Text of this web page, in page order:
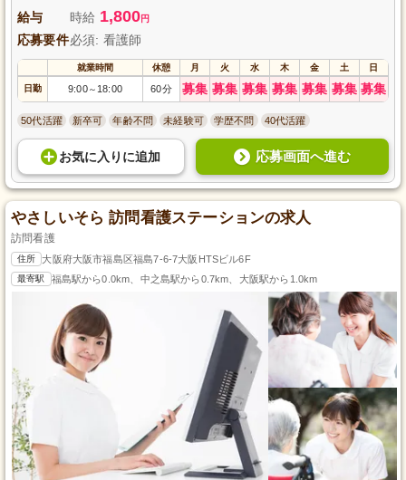
給与 時給 1,800円
応募要件必須: 看護師
就業時間 休憩 月 火 水 木 金 土 日
日勤 9:00～ 18:00 60分 募集 募集 募集 募集 募集 募集 募集
50代活躍 新卒可 年齢不問 未経験可 学歴不問 40代活躍
お気に入り に追加 応募画面へ進む
やさしいそら 訪問看護ステーションの求人
訪問看護
住所 大阪府大阪市福島区福島7-6-7大阪HTSビル6F
最寄駅 福島駅から0.0km、中之島駅から0.7km、大阪駅から1.0km